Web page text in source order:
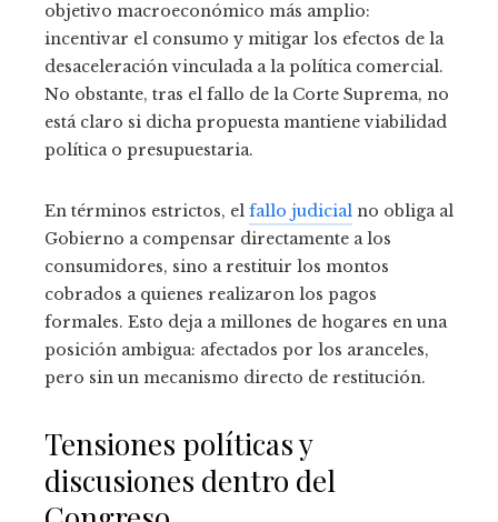
objetivo macroeconómico más amplio:
incentivar el consumo y mitigar los efectos de la
desaceleración vinculada a la política comercial.
No obstante, tras el fallo de la Corte Suprema, no
está claro si dicha propuesta mantiene viabilidad
política o presupuestaria.
En términos estrictos, el fallo judicial no obliga al
Gobierno a compensar directamente a los
consumidores, sino a restituir los montos
cobrados a quienes realizaron los pagos
formales. Esto deja a millones de hogares en una
posición ambigua: afectados por los aranceles,
pero sin un mecanismo directo de restitución.
Tensiones políticas y
discusiones dentro del